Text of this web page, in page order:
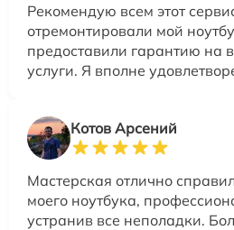
Рекомендую всем этот
отремонтировали мой
предоставили гарантию на
услуги. Я вполне
Котов Арсений
Мастерская отлично
моего ноутбука,
устранив все неполадки.